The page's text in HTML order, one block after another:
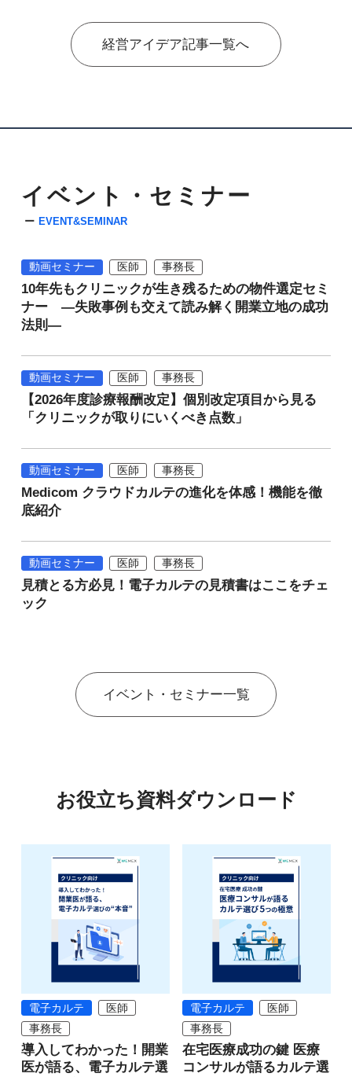
経営アイデア記事一覧へ
イベント・セミナー
EVENT&SEMINAR
動画セミナー 医師 事務長
10年先もクリニックが生き残るための物件選定セミ
ナー ―失敗事例も交えて読み解く開業立地の成功
法則―
動画セミナー 医師 事務長
【2026年度診療報酬改定】個別改定項目から見る
「クリニックが取りにいくべき点数」
動画セミナー 医師 事務長
Medicom クラウドカルテの進化を体感！機能を徹
底紹介
動画セミナー 医師 事務長
見積とる方必見！電子カルテの見積書はここをチェ
ック
イベント・セミナー一覧
お役立ち資料ダウンロード
電子カルテ
医師
事務長
導入してわかった！開業
医が語る、電子カルテ選
電子カルテ
医師
事務長
在宅医療成功の鍵 医療
コンサルが語るカルテ選